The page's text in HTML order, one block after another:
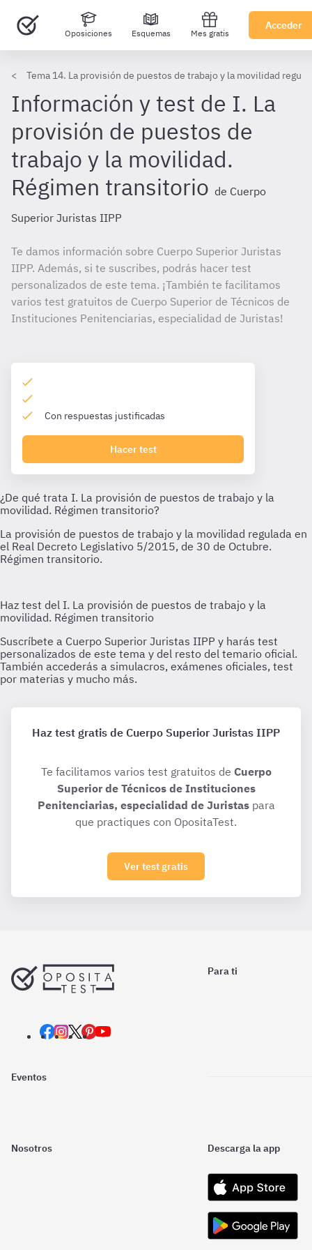
Oposiciones Esquemas Mes gratis
Acceder
Tema 14. La provisión de puestos de trabajo y la movilidad
Información y test de I. La
provisión de puestos de
trabajo y la movilidad.
Régimen transitorio de Cuerpo
Superior Juristas IIPP
Te damos información sobre Cuerpo Superior Juristas
IIPP. Además, si te suscribes, podrás hacer test
personalizados de este tema. ¡También te facilitamos
varios test gratuitos de Cuerpo Superior de Técnicos de
Instituciones Penitenciarias, especialidad de Juristas!
Con respuestas justificadas
Hacer test
Haz test gratis de Cuerpo Superior Juristas IIPP
Te facilitamos varios test gratuitos de Cuerpo
Superior de Técnicos de Instituciones
Penitenciarias, especialidad de Juristaspara
que practiques con OpositaTest.
Ver test gratis
Para ti
Eventos
Nosotros Descarga la app